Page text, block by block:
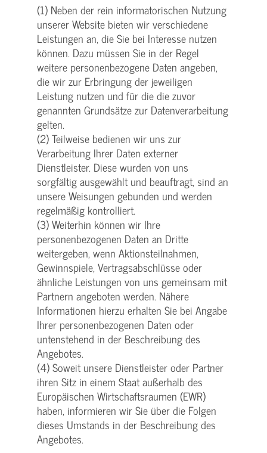
(1) Neben der rein informatorischen Nutzung
unserer Website bieten wir verschiedene
Leistungen an, die Sie bei Interesse nutzen
können. Dazu müssen Sie in der Regel
weitere personenbezogene Daten angeben,
die wir zur Erbringung der jeweiligen
Leistung nutzen und für die die zuvor
genannten Grundsätze zur Datenverarbeitung
gelten.
(2) Teilweise bedienen wir uns zur
Verarbeitung Ihrer Daten externer
Dienstleister. Diese wurden von uns
sorgfältig ausgewählt und beauftragt, sind an
unsere Weisungen gebunden und werden
regelmäßig kontrolliert.
(3) Weiterhin können wir Ihre
personenbezogenen Daten an Dritte
weitergeben, wenn Aktionsteilnahmen,
Gewinnspiele, Vertragsabschlüsse oder
ähnliche Leistungen von uns gemeinsam mit
Partnern angeboten werden. Nähere
Informationen hierzu erhalten Sie bei Angabe
Ihrer personenbezogenen Daten oder
untenstehend in der Beschreibung des
Angebotes.
(4) Soweit unsere Dienstleister oder Partner
ihren Sitz in einem Staat außerhalb des
Europäischen Wirtschaftsraumen (EWR)
haben, informieren wir Sie über die Folgen
dieses Umstands in der Beschreibung des
Angebotes.